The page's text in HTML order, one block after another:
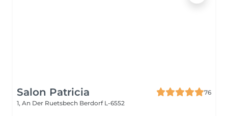
Salon Patricia
76
1, An Der Ruetsbech Berdorf L-6552